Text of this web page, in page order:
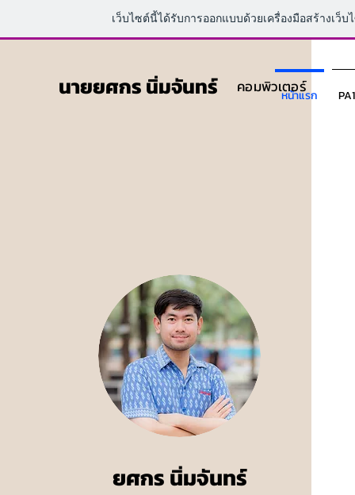
เว็บไซต์นี้ได้รับการออกแบบด้วยเครื่องมือสร้างเว็
นายยศกร นิ่มจันทร์ คอมพิวเตอร์
หน้าแรก PA1
ยศกร นิ่มจันทร์